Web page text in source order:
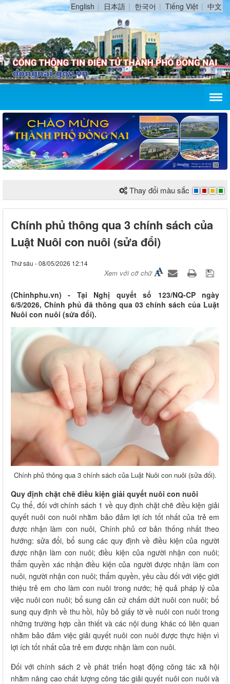
English 日本語 한국어 Tiếng Việt 中文
Thay đổi màu sắc
Chính phủ thông qua 3 chính sách của
Luật Nuôi con nuôi (sửa đổi)
Thứ sáu - 08/05/2026 12:14
Xem với cỡ chữ
(Chinhphu.vn) - Tại Nghị quyết số 123/NQ-CP ngày
6/5/2026, Chính phủ đã thông qua 03 chính sách của Luật
Nuôi con nuôi (sửa đổi).
Chính phủ thông qua 3 chính sách của Luật Nuôi con nuôi (sửa đổi).
Quy định chặt chẽ điều kiện giải quyết nuôi con nuôi
Cụ thể, đối với chính sách 1 về quy định chặt chẽ điều kiện giải
quyết nuôi con nuôi nhằm bảo đảm lợi ích tốt nhất của trẻ em
được nhận làm con nuôi, Chính phủ cơ bản thống nhất theo
hướng: sửa đổi, bổ sung các quy định về điều kiện của người
được nhận làm con nuôi; điều kiện của người nhận con nuôi;
thẩm quyền xác nhận điều kiện của người được nhận làm con
nuôi, người nhận con nuôi; thẩm quyền, yêu cầu đối với việc giới
thiệu trẻ em cho làm con nuôi trong nước; hệ quả pháp lý của
việc nuôi con nuôi; bổ sung căn cứ chấm dứt nuôi con nuôi; bổ
sung quy định về thu hồi, hủy bỏ giấy tờ về nuôi con nuôi trong
những trường hợp cần thiết và các nội dung khác có liên quan
nhằm bảo đảm việc giải quyết nuôi con nuôi được thực hiện vì
lợi ích tốt nhất của trẻ em được nhận làm con nuôi.
Đối với chính sách 2 về phát triển hoạt động công tác xã hội
nhằm nâng cao chất lượng công tác giải quyết nuôi con nuôi và